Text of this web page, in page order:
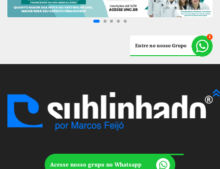
Entre no nosso Grupo
Acesse nosso grupo no Whatsapp